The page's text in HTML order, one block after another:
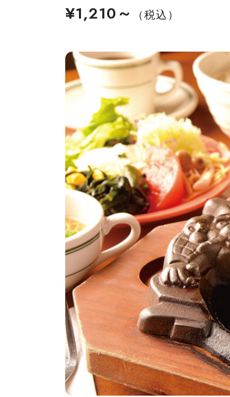
¥1,210～ （税込）